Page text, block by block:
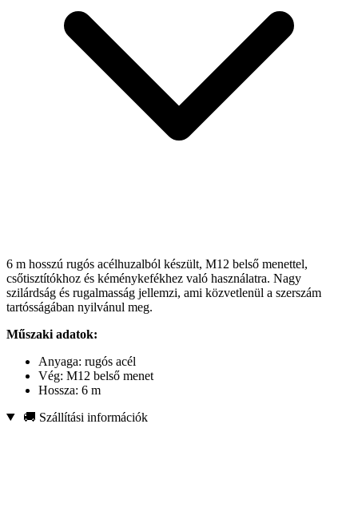
6 m hosszú rugós acélhuzalból készült, M12 belső menettel,
csőtisztítókhoz és kéménykefékhez való használatra. Nagy
szilárdság és rugalmasság jellemzi, ami közvetlenül a szerszám
tartósságában nyilvánul meg.
Műszaki adatok:
Anyaga: rugós acél
Vég: M12 belső menet
Hossza: 6 m
🚚 Szállítási információk